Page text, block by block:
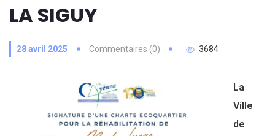
LA SIGUY
28 avril 2025 Commentaires (0) 3684
La
Ville
de